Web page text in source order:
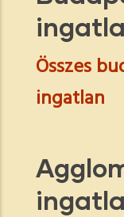
Összes
ingatlan